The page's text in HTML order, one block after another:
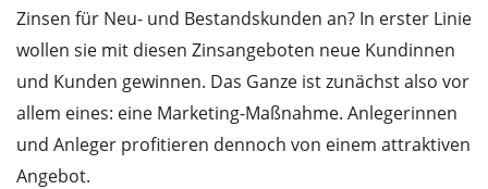
Zinsen für Neu- und Bestandskunden an? In erster Linie
wollen sie mit diesen Zinsangeboten neue Kundinnen
und Kunden gewinnen. Das Ganze ist zunächst also vor
allem eines: eine Marketing-Maßnahme. Anlegerinnen
und Anleger profitieren dennoch von einem attraktiven
Angebot.